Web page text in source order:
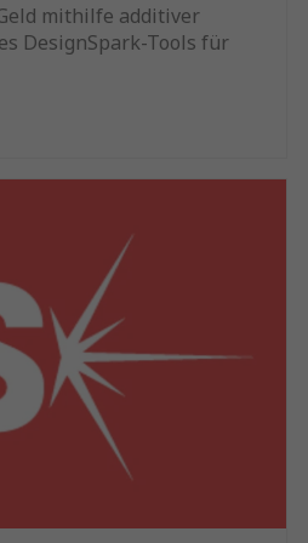
mithilfe additiver
DesignSpark-Tools für